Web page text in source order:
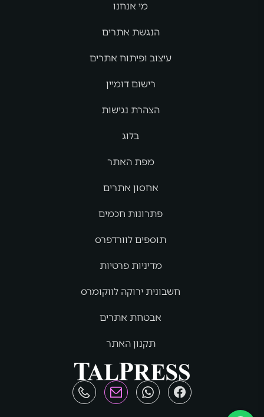
מי אנחנו
הנגשת אתרים
עיצוב ופיתוח אתרים
רישום דומיין
הצהרת נגישות
בלוג
מפת האתר
אחסון אתרים
פתרונות חכמים
תוספים לוורדפרס
מדיניות פרטיות
חשבונית ירוקה לווקומרס
אבטחת אתרים
תקנון האתר